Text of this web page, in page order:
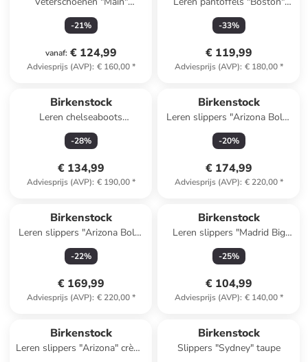
antraciet
-21%
vanaf: € 124,99
Adviesprijs (AVP): € 160,00*
lichtbruin - wijdte S
-33%
€ 119,99
Adviesprijs (AVP): € 180,00*
Birkenstock
Leren chelseaboots
"Highwood" bruin - wijdte S
-28%
€ 134,99
Adviesprijs (AVP): € 190,00*
Birkenstock
Leren slippers "Arizona Bold"
bruin
-20%
€ 174,99
Adviesprijs (AVP): € 220,00*
Birkenstock
Leren slippers "Arizona Bold"
zwart
-22%
€ 169,99
Adviesprijs (AVP): € 220,00*
Birkenstock
Leren slippers "Madrid Big
Buckle" lichtbruin
-25%
€ 104,99
Adviesprijs (AVP): € 140,00*
Birkenstock
Leren slippers "Arizona" crème
Birkenstock
Slippers "Sydney" taupe